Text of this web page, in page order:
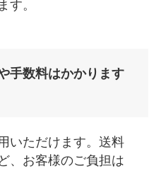
す。
手数料はかかります
いただけます。送料
、お客様のご負担は